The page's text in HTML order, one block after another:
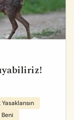
Yasaklansın